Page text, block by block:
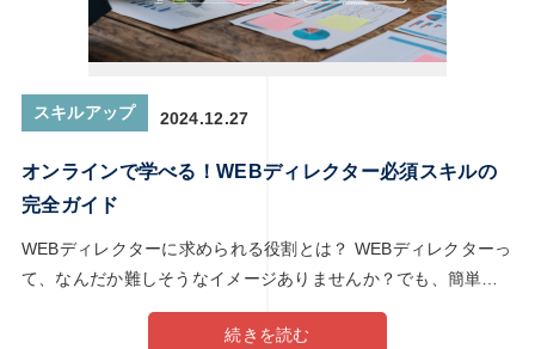
オンラインで学べる！WEBディレクター必
須スキルの完全ガイド
ユーザーエクスペ
スキルアップ 2024.12.27
オンラインで学べる！WEBディレクター必須スキルの
完全ガイド
WEBディレクターに求められる役割とは？ WEBディレクターっ
て、なんだか難しそうなイメージありませんか？でも、簡単に
言うと、WEBサイトやアプリ制作の司令塔みたいな役割です。
クライアントやチームと話し合いながら、プロジェクトを進め
続きを読む